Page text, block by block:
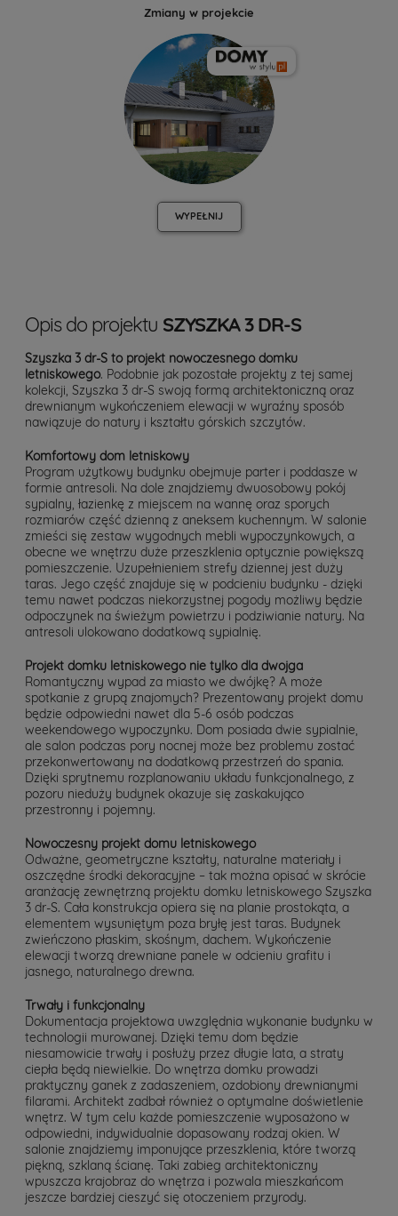
Zmiany w projekcie
WYPEŁNIJ
Opis do projektu SZYSZKA 3 DR-S
Szyszka 3 dr-S to projekt nowoczesnego domku
letniskowego. Podobnie jak pozostałe projekty z tej samej
kolekcji, Szyszka 3 dr-S swoją formą architektoniczną oraz
drewnianym wykończeniem elewacji w wyraźny sposób
nawiązuje do natury i kształtu górskich szczytów.
Komfortowy dom letniskowy
Program użytkowy budynku obejmuje parter i poddasze w
formie antresoli. Na dole znajdziemy dwuosobowy pokój
sypialny, łazienkę z miejscem na wannę oraz sporych
rozmiarów część dzienną z aneksem kuchennym. W salonie
zmieści się zestaw wygodnych mebli wypoczynkowych, a
obecne we wnętrzu duże przeszklenia optycznie powiększą
pomieszczenie. Uzupełnieniem strefy dziennej jest duży
taras. Jego część znajduje się w podcieniu budynku - dzięki
temu nawet podczas niekorzystnej pogody możliwy będzie
odpoczynek na świeżym powietrzu i podziwianie natury. Na
antresoli ulokowano dodatkową sypialnię.
Projekt domku letniskowego nie tylko dla dwojga
Romantyczny wypad za miasto we dwójkę? A może
spotkanie z grupą znajomych? Prezentowany projekt domu
będzie odpowiedni nawet dla 5-6 osób podczas
weekendowego wypoczynku. Dom posiada dwie sypialnie,
ale salon podczas pory nocnej może bez problemu zostać
przekonwertowany na dodatkową przestrzeń do spania.
Dzięki sprytnemu rozplanowaniu układu funkcjonalnego, z
pozoru nieduży budynek okazuje się zaskakująco
przestronny i pojemny.
Nowoczesny projekt domu letniskowego
Odważne, geometryczne kształty, naturalne materiały i
oszczędne środki dekoracyjne – tak można opisać w skrócie
aranżację zewnętrzną projektu domku letniskowego Szyszka
3 dr-S. Cała konstrukcja opiera się na planie prostokąta, a
elementem wysuniętym poza bryłę jest taras. Budynek
zwieńczono płaskim, skośnym, dachem. Wykończenie
elewacji tworzą drewniane panele w odcieniu grafitu i
jasnego, naturalnego drewna.
Trwały i funkcjonalny
Dokumentacja projektowa uwzględnia wykonanie budynku w
technologii murowanej. Dzięki temu dom będzie
niesamowicie trwały i posłuży przez długie lata, a straty
ciepła będą niewielkie. Do wnętrza domku prowadzi
praktyczny ganek z zadaszeniem, ozdobiony drewnianymi
filarami. Architekt zadbał również o optymalne doświetlenie
wnętrz. W tym celu każde pomieszczenie wyposażono w
odpowiedni, indywidualnie dopasowany rodzaj okien. W
salonie znajdziemy imponujące przeszklenia, które tworzą
piękną, szklaną ścianę. Taki zabieg architektoniczny
wpuszcza krajobraz do wnętrza i pozwala mieszkańcom
jeszcze bardziej cieszyć się otoczeniem przyrody.